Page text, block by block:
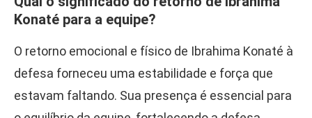
Konaté para a equipe?
O retorno emocional e físico de Ibrahima Konaté à
defesa forneceu uma estabilidade e força que
estavam faltando. Sua presença é essencial para